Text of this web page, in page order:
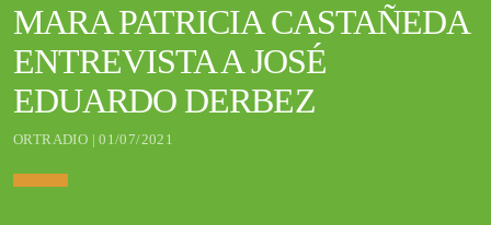
MARA PATRICIA CASTAÑEDA
ENTREVISTA A JOSÉ
EDUARDO DERBEZ
ORTRADIO | 01/07/2021